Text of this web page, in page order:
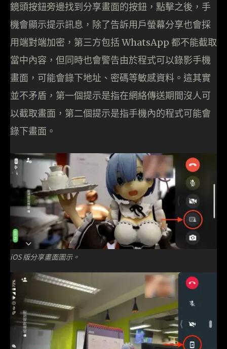
鏡頭按鈕旁邊找到分享畫面的按鈕，點擊之後，手
機會顯示提示訊息，除了告訴用戶螢幕分享也會採
用端對端加密，第三方包括 WhatsApp 都不能截取
當中內容，但同時也會警告由於程式可以錄影手機
畫面，可能會錄下地址、密碼等敏感資料。這其實
並不矛盾，第一個提示是指在網絡傳送期間沒人可
以截取畫面，第二個提示是指手機內的程式可能會
錄下畫面。
iOS 版分享畫面圖示。